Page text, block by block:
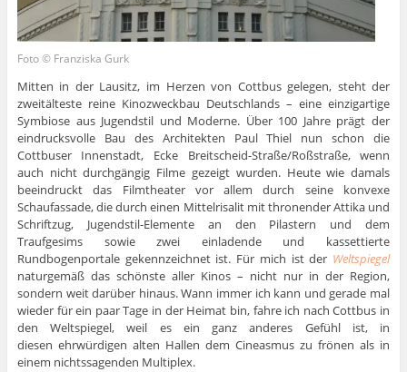
Foto © Franziska Gurk
Mitten in der Lausitz, im Herzen von Cottbus gelegen, steht der
zweitälteste reine Kinozweckbau Deutschlands – eine einzigartige
Symbiose aus Jugendstil und Moderne. Über 100 Jahre prägt der
eindrucksvolle Bau des Architekten Paul Thiel nun schon die
Cottbuser Innenstadt, Ecke Breitscheid-Straße/Roßstraße, wenn
auch nicht durchgängig Filme gezeigt wurden. Heute wie damals
beeindruckt das Filmtheater vor allem durch seine konvexe
Schaufassade, die durch einen Mittelrisalit mit thronender Attika und
Schriftzug, Jugendstil-Elemente an den Pilastern und dem
Traufgesims sowie zwei einladende und kassettierte
Rundbogenportale gekennzeichnet ist. Für mich ist der Weltspiegel
naturgemäß das schönste aller Kinos – nicht nur in der Region,
sondern weit darüber hinaus. Wann immer ich kann und gerade mal
wieder für ein paar Tage in der Heimat bin, fahre ich nach Cottbus in
den Weltspiegel, weil es ein ganz anderes Gefühl ist, in
diesen ehrwürdigen alten Hallen dem Cineasmus zu frönen als in
einem nichtssagenden Multiplex.